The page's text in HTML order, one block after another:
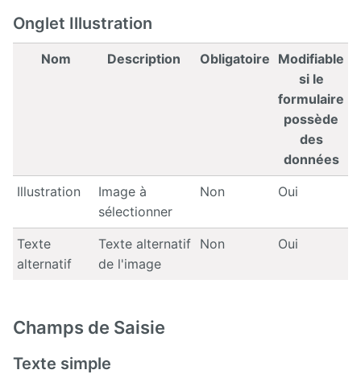
Onglet Illustration
Nom Description Obligatoire Modifiable
si le
formulaire
possède
des
données
Illustration
Image à
sélectionner
Non Oui
Texte
alternatif
Texte alternatif
de l'image
Non Oui
Champs de Saisie
Texte simple